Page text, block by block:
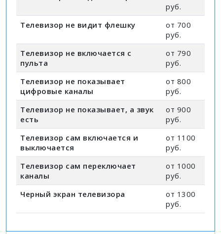
руб.
Телевизор не видит флешку
от 700
руб.
Телевизор не включается с
пульта
от 790
руб.
Телевизор не показывает
цифровые каналы
от 800
руб.
Телевизор не показывает, а звук
есть
от 900
руб.
Телевизор сам включается и
выключается
от 1100
руб.
Телевизор сам переключает
каналы
от 1000
руб.
Черный экран телевизора
от 1300
руб.